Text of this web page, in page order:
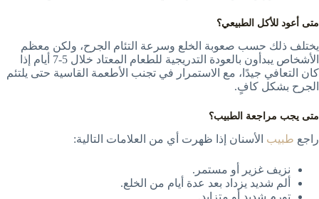
متى أعود للأكل الطبيعي؟
يختلف ذلك حسب صعوبة الخلع وسرعة التئام الجرح، ولكن معظم
الأشخاص يبدأون بالعودة التدريجية للطعام المعتاد خلال 5-7 أيام إذا
كان التعافي جيدًا، مع الاستمرار في تجنب الأطعمة القاسية حتى يلتئم
الجرح بشكل كافٍ.
متى يجب مراجعة الطبيب؟
راجع طبيب الأسنان إذا ظهرت أي من العلامات التالية:
نزيف غزير أو مستمر.
ألم شديد يزداد بعد عدة أيام من الخلع.
تورم شديد أو متزايد.